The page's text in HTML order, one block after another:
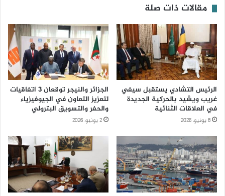
مقالات ذات صلة
الرئيس التشادي يستقبل سيفي
غريب ويشيد بالحركية الجديدة
في العلاقات الثنائية
8 يونيو، 2026
الجزائر والنيجر توقعان 3 اتفاقيات
لتعزيز التعاون في الجيوفيزياء
والحفر والتسويق البترولي
2 يونيو، 2026